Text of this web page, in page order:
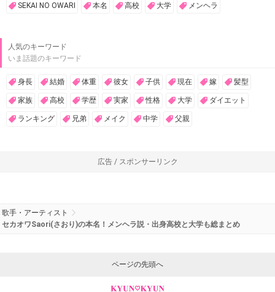
SEKAI NO OWARI 本名 高校 大学 メンヘラ
人気のキーワード
いま話題のキーワード
身長 結婚 体重 彼女 子供 現在 嫁 髪型
家族 高校 学歴 実家 性格 大学 ダイエット
ランキング 兄弟 メイク 中学 父親
広告 / スポンサーリンク
歌手・アーティスト
セカオワSaori(さおり)の本名！メンヘラ説・出身高校と大学も総まとめ
ページの先頭へ